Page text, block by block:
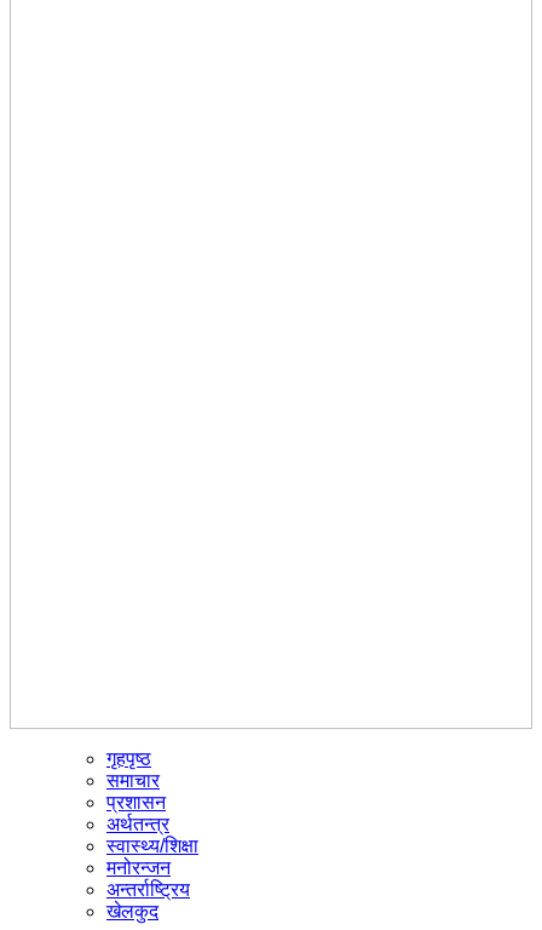
गृहपृष्ठ
समाचार
प्रशासन
अर्थतन्त्र
स्वास्थ्य/शिक्षा
मनोरन्जन
अन्तर्राष्ट्रिय
खेलकुद